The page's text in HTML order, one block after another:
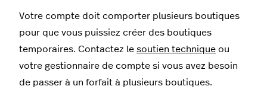
Votre compte doit comporter plusieurs boutiques
pour que vous puissiez créer des boutiques
temporaires. Contactez le soutien technique ou
votre gestionnaire de compte si vous avez besoin
de passer à un forfait à plusieurs boutiques.